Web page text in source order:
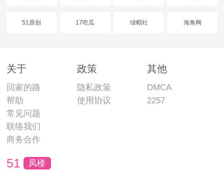
51原创 17吃瓜 绿帽社 海角网
关于
回家的路
帮助
常见问题
联络我们
商务合作
政策
隐私政策
使用协议
其他
DMCA
2257
51 凤楼